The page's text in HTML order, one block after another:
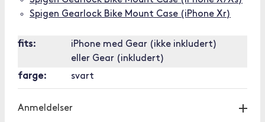
Spigen Gearlock Bike Mount Case (iPhone Xr)
fits:
iPhone med Gear (ikke inkludert)
eller Gear (inkludert)
farge:
svart
Anmeldelser